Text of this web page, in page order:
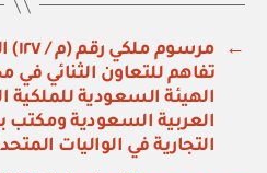
←
تفاهم للتعاون الثنائي في
الهيئة السعودية للملكية
العربية السعودية ومكتب
التجارية في الواليات